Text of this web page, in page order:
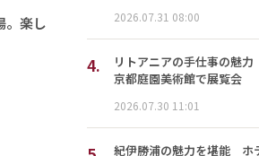
。楽し 2026.07.31 08:00
4.
リトアニアの手仕事の魅
京都庭園美術館で展覧会
2026.07.30 11:01
紀伊勝浦の魅力を堪能 ホ